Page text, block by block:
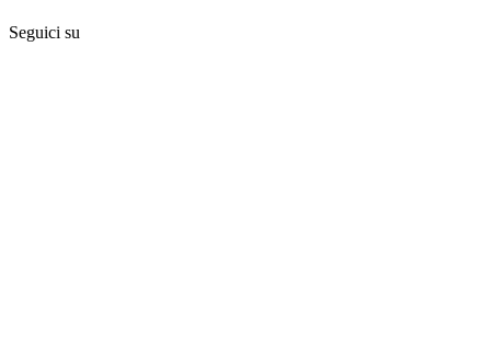
Seguici su